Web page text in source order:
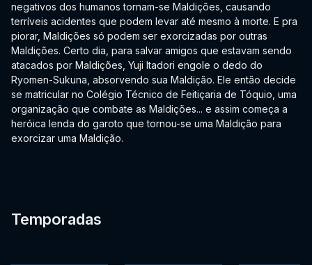
negativos dos humanos tornam-se Maldições, causando
terríveis acidentes que podem levar até mesmo à morte. E pra
piorar, Maldições só podem ser exorcizadas por outras
Maldições. Certo dia, para salvar amigos que estavam sendo
atacados por Maldições, Yuji Itadori engole o dedo do
Ryomen-Sukuna, absorvendo sua Maldição. Ele então decide
se matricular no Colégio Técnico de Feitiçaria de Tóquio, uma
organização que combate as Maldições... e assim começa a
heróica lenda do garoto que tornou-se uma Maldição para
exorcizar uma Maldição.
Temporadas